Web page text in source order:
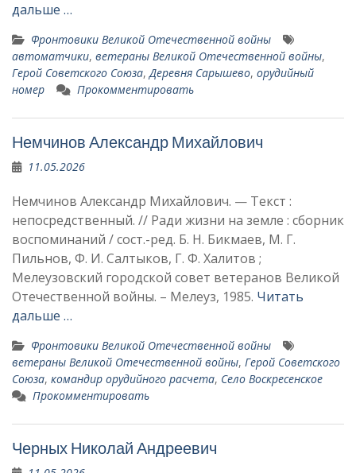
дальше …
Фронтовики Великой Отечественной войны
автоматчики, ветераны Великой Отечественной войны,
Герой Советского Союза,Деревня Сарышево, орудийный
номер
Прокомментировать
Немчинов Александр Михайлович
11.05.2026
Немчинов Александр Михайлович. — Текст :
непосредственный. // Ради жизни на земле : сборник
воспоминаний / сост.-ред. Б. Н. Бикмаев, М. Г.
Пильнов, Ф. И. Салтыков, Г. Ф. Халитов ;
Мелеузовский городской совет ветеранов Великой
Отечественной войны. – Мелеуз, 1985. Читать
дальше …
Фронтовики Великой Отечественной войны
ветераны Великой Отечественной войны, Герой Советского
Союза, командир орудийного расчета, Село Воскресенское
Прокомментировать
Черных Николай Андреевич